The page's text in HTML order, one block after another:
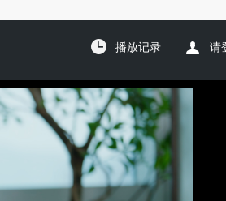
播放记录 请